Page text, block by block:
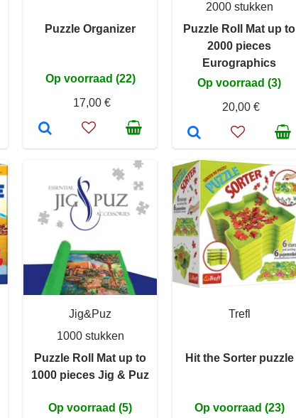
Puzzle Organizer
Op voorraad (22)
17,00 €
2000 stukken
Puzzle Roll Mat up to
2000 pieces
Eurographics
Op voorraad (3)
20,00 €
Jig&Puz
1000 stukken
Puzzle Roll Mat up to
1000 pieces Jig & Puz
Op voorraad (5)
Trefl
Hit the Sorter puzzle
Op voorraad (23)